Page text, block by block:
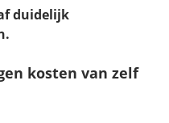
duidelijk
kosten van zelf